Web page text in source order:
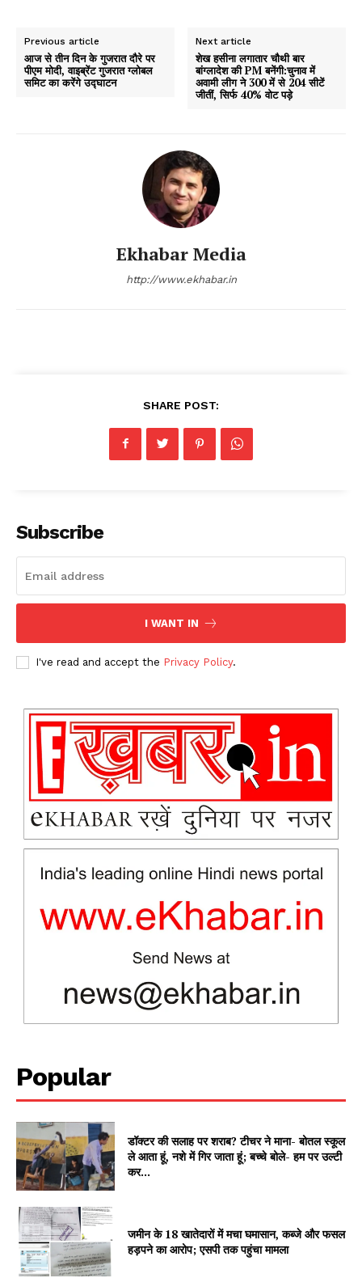
Magazine PRO
Previous article
आज से तीन दिन के गुजरात दौरे पर
पीएम मोदी, वाइब्रेंट गुजरात ग्लोबल
समिट का करेंगे उद्घाटन
Next article
शेख हसीना लगातार चौथी बार
बांग्लादेश की PM बनेंगी:चुनाव में
अवामी लीग ने 300 में से 204 सीटें
जीतीं, सिर्फ 40% वोट पड़े
Ekhabar Media
http://www.ekhabar.in
SHARE POST:
Subscribe
I WANT IN
I've read and accept the Privacy Policy.
Popular
डॉक्टर की सलाह पर शराब? टीचर ने माना- बोतल स्कूल
ले आता हूं, नशे में गिर जाता हूं; बच्चे बोले- हम पर उल्टी
कर...
जमीन के 18 खातेदारों में मचा घमासान, कब्जे और फसल
हड़पने का आरोप; एसपी तक पहुंचा मामला